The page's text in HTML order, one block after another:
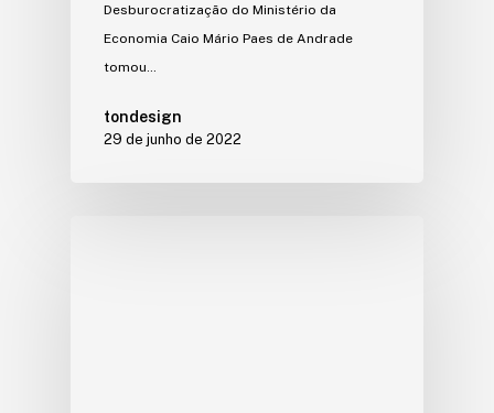
Desburocratização do Ministério da
Economia Caio Mário Paes de Andrade
tomou…
tondesign
29 de junho de 2022